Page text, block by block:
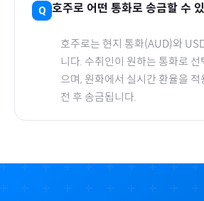
호주로 어떤 통화로 송금할 수
호주로는 현지 통화(AUD)와
니다. 수취인이 원하는 통화로
으며, 원화에서 실시간 환율을
전 후 송금됩니다.